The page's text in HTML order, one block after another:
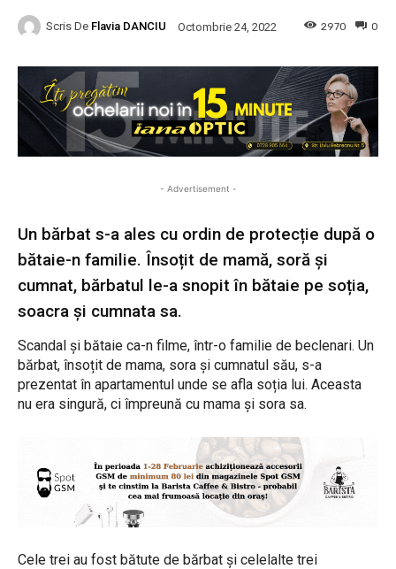
Scris De Flavia DANCIU Octombrie 24, 2022 0
2970
- Advertisement -
Un bărbat s-a ales cu ordin de protecție după o
bătaie-n familie. Însoțit de mamă, soră și
cumnat, bărbatul le-a snopit în bătaie pe soția,
soacra și cumnata sa.
Scandal și bătaie ca-n filme, într-o familie de beclenari. Un
bărbat, însoțit de mama, sora și cumnatul său, s-a
prezentat în apartamentul unde se afla soția lui. Aceasta
nu era singură, ci împreună cu mama și sora sa.
Cele trei au fost bătute de bărbat și celelalte trei